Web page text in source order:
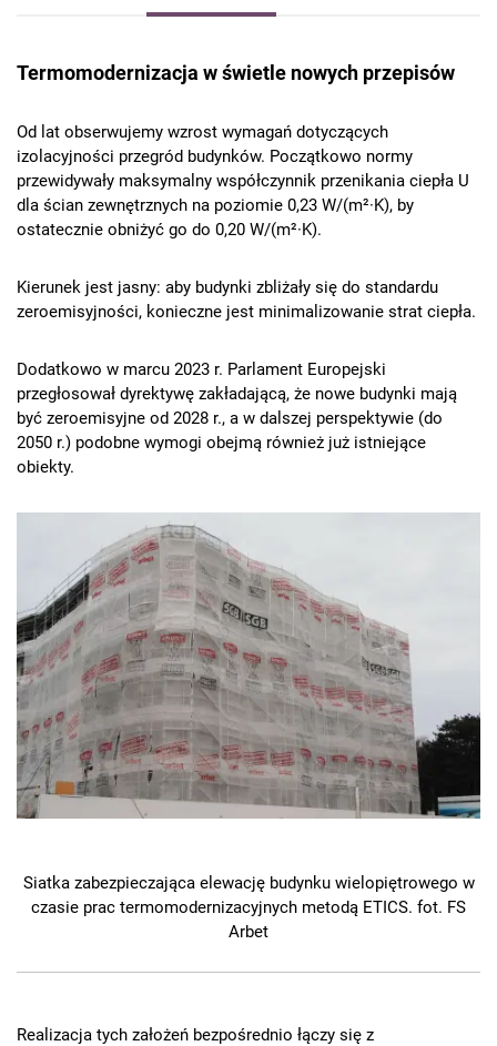
Termomodernizacja w świetle nowych przepisów
Od lat obserwujemy wzrost wymagań dotyczących
izolacyjności przegród budynków. Początkowo normy
przewidywały maksymalny współczynnik przenikania ciepła U
dla ścian zewnętrznych na poziomie 0,23 W/(m²·K), by
ostatecznie obniżyć go do 0,20 W/(m²·K).
Kierunek jest jasny: aby budynki zbliżały się do standardu
zeroemisyjności, konieczne jest minimalizowanie strat ciepła.
Dodatkowo w marcu 2023 r. Parlament Europejski
przegłosował dyrektywę zakładającą, że nowe budynki mają
być zeroemisyjne od 2028 r., a w dalszej perspektywie (do
2050 r.) podobne wymogi obejmą również już istniejące
obiekty.
Siatka zabezpieczająca elewację budynku wielopiętrowego w
czasie prac termomodernizacyjnych metodą ETICS. fot. FS
Arbet
Realizacja tych założeń bezpośrednio łączy się z